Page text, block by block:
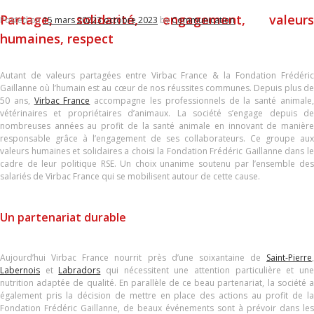
Posted on15 mars 20223 octobre 2023 byCommunication
Partage, solidarité, engagement, valeurs
humaines, respect
Autant de valeurs partagées entre Virbac France & la Fondation Frédéric
Gaillanne où l’humain est au cœur de nos réussites communes. Depuis plus de
50 ans, Virbac France accompagne les professionnels de la santé animale,
vétérinaires et propriétaires d’animaux. La société s’engage depuis de
nombreuses années au profit de la santé animale en innovant de manière
responsable grâce à l’engagement de ses collaborateurs. Ce groupe aux
valeurs humaines et solidaires a choisi la Fondation Frédéric Gaillanne dans le
cadre de leur politique RSE. Un choix unanime soutenu par l’ensemble des
salariés de Virbac France qui se mobilisent autour de cette cause.
Un partenariat durable
Aujourd’hui Virbac France nourrit près d’une soixantaine de Saint-Pierre,
Labernois et Labradors qui nécessitent une attention particulière et une
nutrition adaptée de qualité. En parallèle de ce beau partenariat, la société a
également pris la décision de mettre en place des actions au profit de la
Fondation Frédéric Gaillanne, de beaux événements sont à prévoir dans les